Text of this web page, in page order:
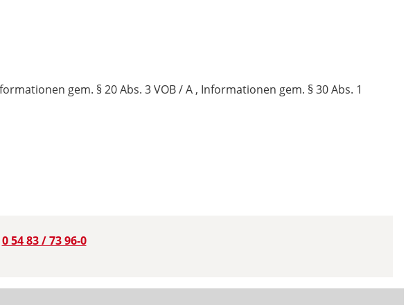
gem. § 20 Abs. 3 VOB / A , Informationen gem. § 30 Abs. 1
0 54 83 / 73 96-0